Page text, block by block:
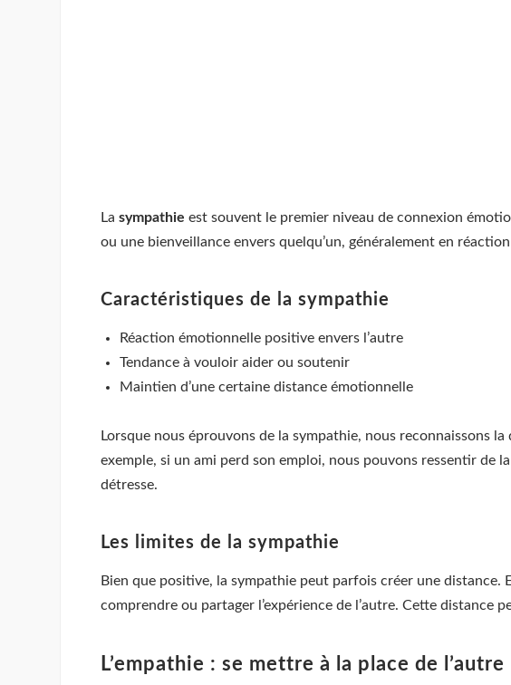
La sympathie est souvent le premier niveau de connexion
ou une bienveillance envers quelqu’un, généralement en
Caractéristiques de la sympathie
Réaction émotionnelle positive envers l’autre
Tendance à vouloir aider ou soutenir
Maintien d’une certaine distance émotionnelle
Lorsque nous éprouvons de la sympathie, nous reconnaissons
exemple, si un ami perd son emploi, nous pouvons ressentir de
détresse.
Les limites de la sympathie
Bien que positive, la sympathie peut parfois créer une distance.
comprendre ou partager l’expérience de l’autre. Cette
L’empathie : se mettre à la place de l’autre